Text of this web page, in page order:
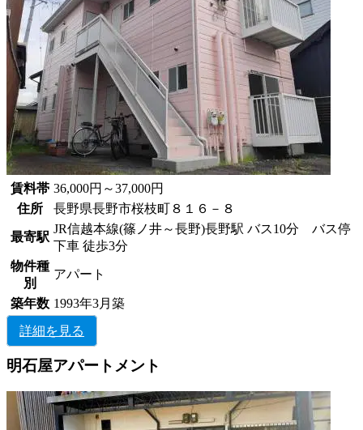
賃料帯 36,000円～37,000円
住所
長野県長野市桜枝町８１６－８
最寄駅
JR信越本線(篠ノ井～長野)長野駅 バス10分 バス停
下車 徒歩3分
物件種
別
アパート
築年数 1993年3月築
詳細を見る
明石屋アパートメント